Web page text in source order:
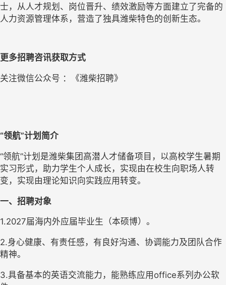
士，从人才规划、岗位晋升、绩效激励等方面建立了完备的
人力资源管理体系，营造了独具潍柴特色的创新生态。
更多招聘咨讯获取方式
关注微信公众号 ：《潍柴招聘》
“领航”计划简介
“领航”计划是潍柴集团高潜人才储备项目，以高校学生暑期
实习形式，助力学生个人成长，实现由在校生向职场人转
变，实现由理论知识向实践应用转变。
一、招聘对象
1.2027届海内外应届毕业生（本硕博）。
2.身心健康、有责任感，有良好沟通、协调能力及团队合作
精神。
3.具备基本的英语交流能力，能熟练应用office系列办公软